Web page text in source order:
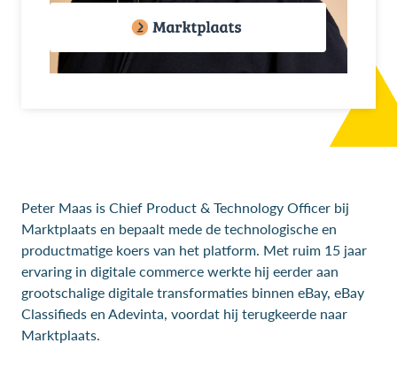
Peter Maas is Chief Product & Technology Officer bij
Marktplaats en bepaalt mede de technologische en
productmatige koers van het platform. Met ruim 15 jaar
ervaring in digitale commerce werkte hij eerder aan
grootschalige digitale transformaties binnen eBay, eBay
Classifieds en Adevinta, voordat hij terugkeerde naar
Marktplaats.